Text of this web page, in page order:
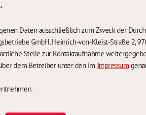
*
Daten ausschließlich zum Zweck der
GmbH, Heinrich-von-Kleist-Straße 2,
Stelle zur Kontaktaufnahme
dem Betreiber unter den im Impressum